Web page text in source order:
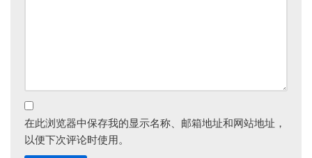
在此浏览器中保存我的显示名称、邮箱地址和网站地址，
以便下次评论时使用。